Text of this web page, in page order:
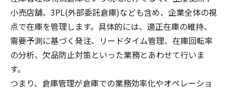
小売店舗、3PL(外部委託倉庫)なども含め、企業全体の視
点で在庫を管理します。具体的には、適正在庫の維持、
需要予測に基づく発注、リードタイム管理、在庫回転率
の分析、欠品防止対策といった業務とあわせて行いま
す。
つまり、倉庫管理が倉庫での業務効率化やオペレーショ